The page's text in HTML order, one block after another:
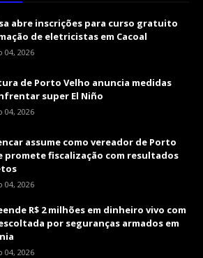
abre inscrições para curso gratuito
de eletricistas em Cacoal
04, 2026
de Porto Velho anuncia medidas
super El Niño
04, 2026
assume como vereador de Porto
promete fiscalização com resultados
04, 2026
R$ 2 milhões em dinheiro vivo com
por seguranças armados em
04, 2026